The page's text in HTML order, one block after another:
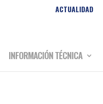
ACTUALIDAD
INFORMACIÓN TÉCNICA